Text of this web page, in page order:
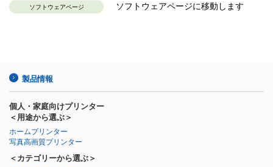
ソフトウェアページ ソフトウェアページに移動します
製品情報
個人・家庭向けプリンター
＜用途から選ぶ＞
ホームプリンター
写真高画質プリンター
＜カテゴリーから選ぶ＞